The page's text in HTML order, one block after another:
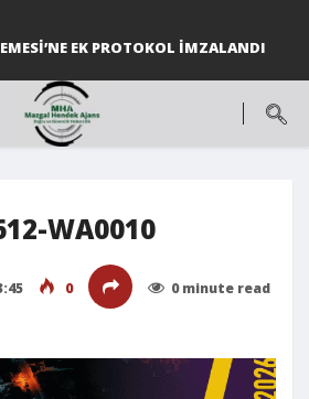
EK PROTOKOL İMZALANDI
WA0010
0 0 minute read